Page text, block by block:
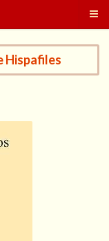
Hispafiles